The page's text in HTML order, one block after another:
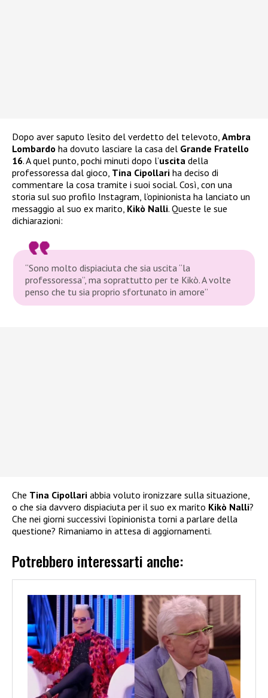
Dopo aver saputo l’esito del verdetto del televoto, Ambra
Lombardo ha dovuto lasciare la casa del Grande Fratello
16. A quel punto, pochi minuti dopo l’uscita della
professoressa dal gioco, Tina Cipollari ha deciso di
commentare la cosa tramite i suoi social. Così, con una
storia sul suo profilo Instagram, l’opinionista ha lanciato un
messaggio al suo ex marito, Kikò Nalli. Queste le sue
dichiarazioni:
“Sono molto dispiaciuta che sia uscita “la
professoressa”, ma soprattutto per te Kikò. A volte
penso che tu sia proprio sfortunato in amore”
Che Tina Cipollari abbia voluto ironizzare sulla situazione,
o che sia davvero dispiaciuta per il suo ex marito Kikò Nalli?
Che nei giorni successivi l’opinionista torni a parlare della
questione? Rimaniamo in attesa di aggiornamenti.
Potrebbero interessarti anche: